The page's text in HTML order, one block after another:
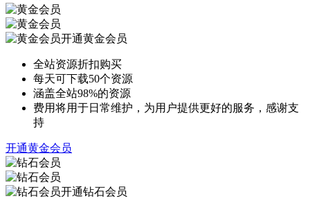
开通黄金会员
全站资源折扣购买
每天可下载50个资源
涵盖全站98%的资源
费用将用于日常维护，为用户提供更好的服务，感谢支
持
开通黄金会员
开通钻石会员